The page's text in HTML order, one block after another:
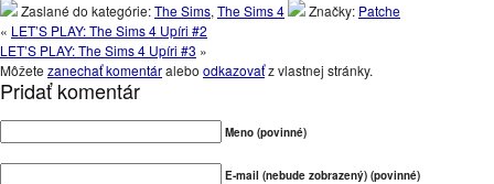
Zaslané do kategórie:The Sims, The Sims 4 Značky: Patche
« LET’S PLAY: The Sims 4 Upíri #2
LET’S PLAY: The Sims 4 Upíri #3 »
Môžete zanechať komentáralebo odkazovaťz vlastnej stránky.
Pridať komentár
Meno (povinné)
E-mail (nebude zobrazený) (povinné)